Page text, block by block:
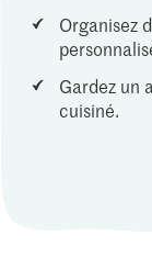
Organisez
Gardez un
cuisiné.